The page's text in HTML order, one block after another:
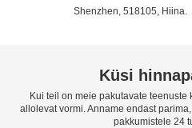
Shenzhen, 518105, Hiina.
Küsi
Kui teil on meie pakutavate
allolevat vormi. Anname endast
pakkumistele 24